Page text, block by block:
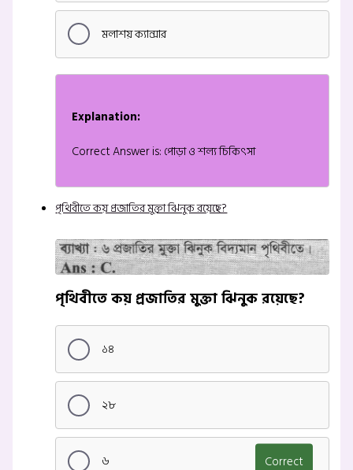
মলাশয় ক্যান্সার
Explanation:
Correct Answer is: পোড়া ও শল্য চিকিৎসা
পৃথিবীতে কয় প্রজাতির মুক্তা ঝিনুক রয়েছে?
পৃথিবীতে কয় প্রজাতির মুক্তা ঝিনুক রয়েছে?
১৪
২৮
৬ Correct